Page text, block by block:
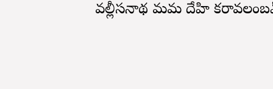
వల్లీసనాథ మమ దేహి